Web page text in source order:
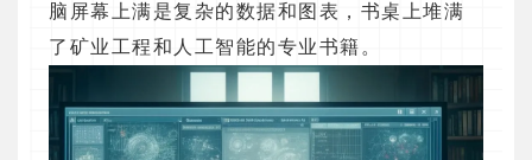
脑屏幕上满是复杂的数据和图表，书桌上堆满
了矿业工程和人工智能的专业书籍。